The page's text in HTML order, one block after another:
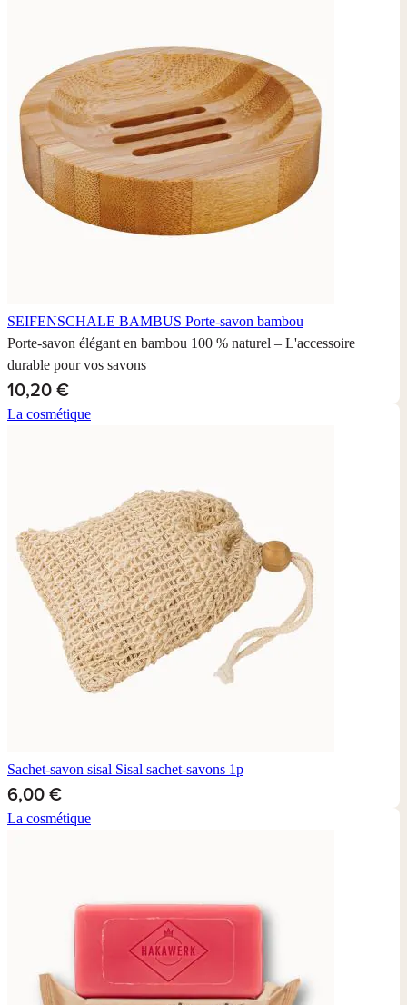
SEIFENSCHALE BAMBUS Porte-savon bambou
Porte-savon élégant en bambou 100 % naturel – L'accessoire
durable pour vos savons
10,20 €
La cosmétique
Sachet-savon sisal Sisal sachet-savons 1p
6,00 €
La cosmétique